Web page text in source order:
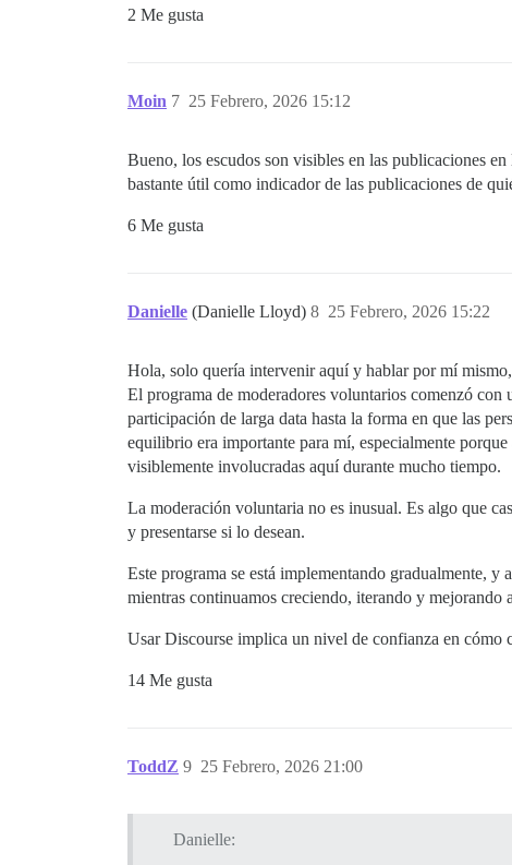
2 Me gusta
Moin 25 Febrero, 2026 15:12
7
Bueno, los escudos son visibles en las publicaciones
bastante útil como indicador de las publicaciones de
6 Me gusta
Danielle (Danielle Lloyd) 25 Febrero, 2026 15:22
8
Hola, solo quería intervenir aquí y hablar por mí
El programa de moderadores voluntarios comenzó con
participación de larga data hasta la forma en que las
equilibrio era importante para mí, especialmente
visiblemente involucradas aquí durante mucho tiempo.
La moderación voluntaria no es inusual. Es algo que
y presentarse si lo desean.
Este programa se está implementando gradualmente,
mientras continuamos creciendo, iterando y mejorando
Usar Discourse implica un nivel de confianza en cómo
14 Me gusta
ToddZ 25 Febrero, 2026 21:00
9
Danielle: